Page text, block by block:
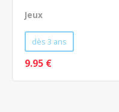
Jeux
dès 3 ans
9.95 €